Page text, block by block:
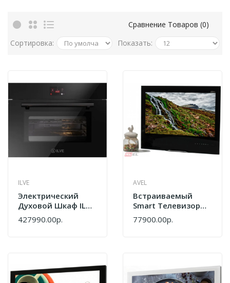
Сравнение Товаров (0)
Сортировка:
Показать:
ILVE
Электрический
Духовой Шкаф ILVE
Pizza Party
645GTZ41/BK
427990.00р.
AVEL
Встраиваемый
Smart Телевизор
Avel AVS240KSBF
77900.00р.